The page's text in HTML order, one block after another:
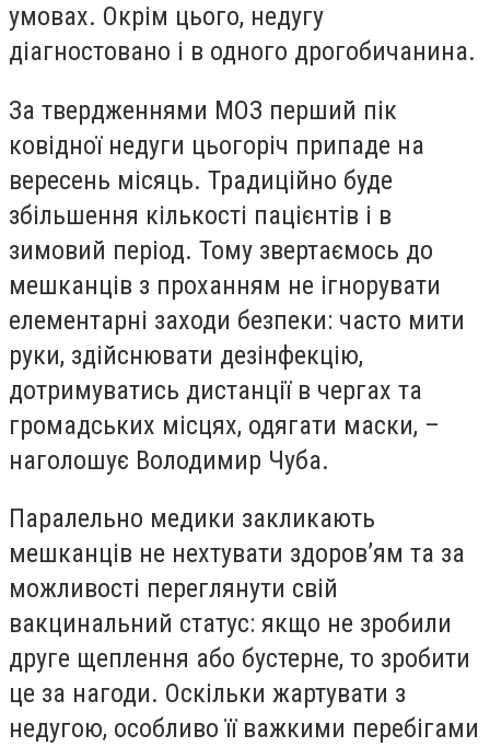
умовах. Окрім цього, недугу
діагностовано і в одного дрогобичанина.
За твердженнями МОЗ перший пік
ковідної недуги цьогоріч припаде на
вересень місяць. Традиційно буде
збільшення кількості пацієнтів і в
зимовий період. Тому звертаємось до
мешканців з проханням не ігнорувати
елементарні заходи безпеки: часто мити
руки, здійснювати дезінфекцію,
дотримуватись дистанції в чергах та
громадських місцях, одягати маски, –
наголошує Володимир Чуба.
Паралельно медики закликають
мешканців не нехтувати здоров’ям та за
можливості переглянути свій
вакцинальний статус: якщо не зробили
друге щеплення або бустерне, то зробити
це за нагоди. Оскільки жартувати з
недугою, особливо її важкими перебігами